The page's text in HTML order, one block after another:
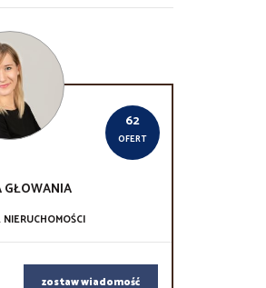
62
OFERT
GŁOWANIA
zostaw wiadomość